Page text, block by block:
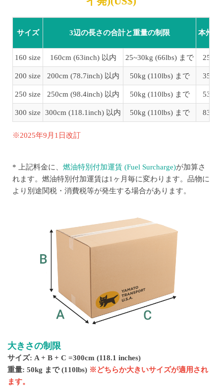
サイズ 3辺の長さの合計と重量の制限 本州・
160 size 160cm (63inch) 以内 25~30kg (66lbs) まで 259
200 size 200cm (78.7inch) 以内 50kg (110lbs) まで 359
250 size 250cm (98.4inch) 以内 50kg (110lbs) まで 538
300 size 300cm (118.1inch) 以内 50kg (110lbs) まで 837
※2025年9月1日改訂
* 上記料金に、 燃油特別付加運賃 (Fuel Surcharge)が加算さ
れます。燃油特別付加運賃は1ヶ月毎に変わります。 品物に
より別途関税・消費税等が発生する場合があります。
大きさの制限
サイズ: A + B + C =300cm (118.1 inches)
重量: 50kg まで (110lbs) ※どちらか大きいサイズが適用され
ます。